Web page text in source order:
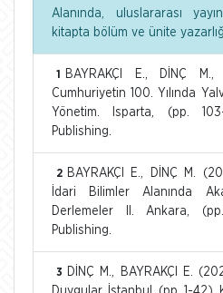
Alanında, uluslararası
kitapta bölüm ve ünite
1
BAYRAKÇI E., DİNÇ
Cumhuriyetin 100. Yılında
Yönetim. Isparta, (pp.
Publishing.
2 BAYRAKÇI E., DİNÇ M.
İdari Bilimler Alanında
Derlemeler II. Ankara,
Publishing.
3
DİNÇ M., BAYRAKÇI E.